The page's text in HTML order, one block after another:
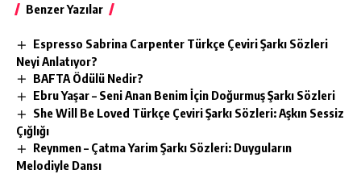
Benzer Yazılar
Espresso Sabrina Carpenter Türkçe Çeviri Şarkı Sözleri
Neyi Anlatıyor?
BAFTA Ödülü Nedir?
Ebru Yaşar – Seni Anan Benim İçin Doğurmuş Şarkı Sözleri
She Will Be Loved Türkçe Çeviri Şarkı Sözleri: Aşkın Sessiz
Çığlığı
Reynmen – Çatma Yarim Şarkı Sözleri: Duyguların
Melodiyle Dansı